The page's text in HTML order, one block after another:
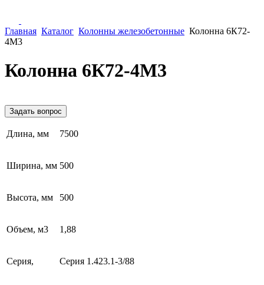
Главная Каталог Колонны железобетонные Колонна 6К72-
4М3
Колонна 6К72-4М3
Задать вопрос
Длина, мм 7500
Ширина, мм 500
Высота, мм 500
Объем, м3 1,88
Серия, Серия 1.423.1-3/88